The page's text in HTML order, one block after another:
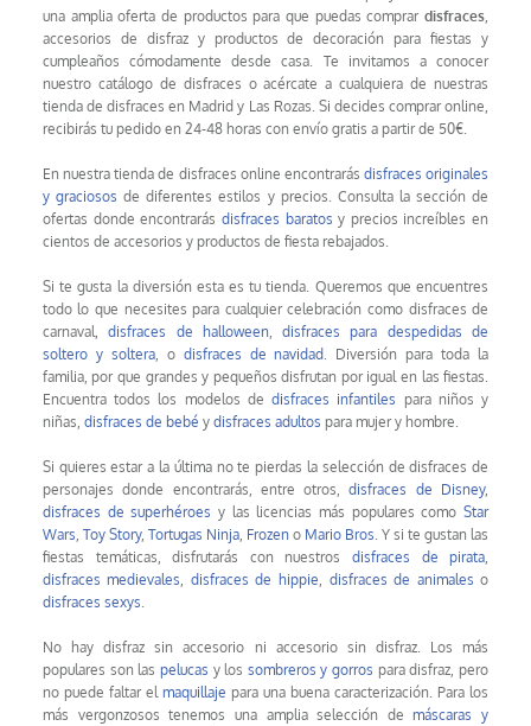
una amplia oferta de productos para que puedas comprardisfraces,
accesorios de disfraz y productos de decoración para fiestas y
cumpleaños cómodamente desde casa. Te invitamos a conocer
nuestro catálogo de disfraces o acércate a cualquiera de nuestras
tienda de disfraces en Madrid y Las Rozas. Si decides comprar online,
recibirás tu pedido en 24-48 horas con envío gratis a partir de 50€.
En nuestra tienda de disfraces online encontrarás disfraces originales
y graciosos de diferentes estilos y precios. Consulta la sección de
ofertas donde encontrarás disfraces baratos y precios increíbles en
cientos de accesorios y productos de fiesta rebajados.
Si te gusta la diversión esta es tu tienda. Queremos que encuentres
todo lo que necesites para cualquier celebración como disfraces de
carnaval,disfraces de halloween,disfraces para despedidas de
soltero y soltera, o disfraces de navidad. Diversión para toda la
familia, por que grandes y pequeños disfrutan por igual en las fiestas.
Encuentra todos los modelos dedisfraces infantiles para niños y
niñas, disfraces de bebé ydisfraces adultos para mujer y hombre.
Si quieres estar a la última no te pierdas la selección de disfraces de
personajes donde encontrarás, entre otros,disfraces de Disney,
disfraces de superhéroes y las licencias más populares comoStar
Wars, Toy Story, Tortugas Ninja, Frozeno Mario Bros. Y si te gustan las
fiestas temáticas, disfrutarás con nuestros disfraces de pirata,
disfraces medievales, disfraces de hippie, disfraces de animales o
disfraces sexys.
No hay disfraz sin accesorio ni accesorio sin disfraz. Los más
populares son las pelucas y los sombreros y gorros para disfraz, pero
no puede faltar elmaquillaje para una buena caracterización. Para los
más vergonzosos tenemos una amplia selección demáscaras y